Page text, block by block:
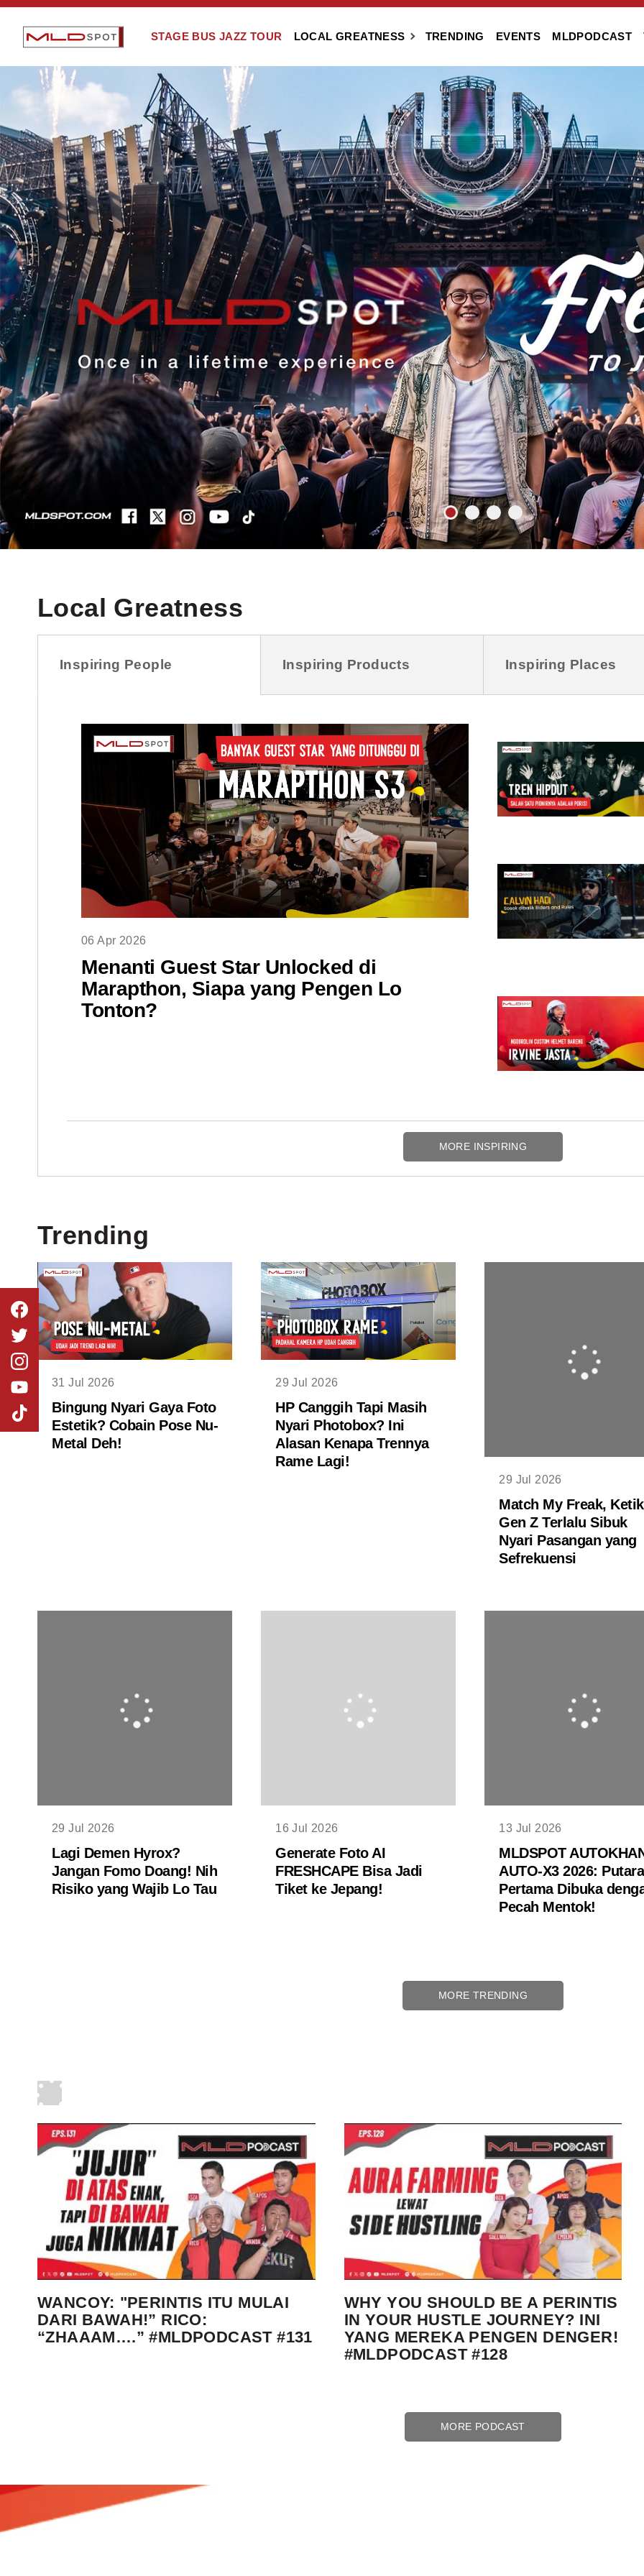
STAGE BUS JAZZ TOUR LOCAL GREATNESS TRENDING EVENTS MLDPODCAST
Local Greatness
Inspiring People Inspiring Products Inspiring Places
06 Apr 2026
Menanti Guest Star Unlocked di
Marapthon, Siapa yang Pengen Lo
Tonton?
MORE INSPIRING
Trending
31 Jul 2026
Bingung Nyari Gaya Foto
Estetik? Cobain Pose Nu-
Metal Deh!
29 Jul 2026
HP Canggih Tapi Masih
Nyari Photobox? Ini
Alasan Kenapa Trennya
Rame Lagi!
Sefrekuensi
Risiko yang Wajib Lo Tau
Tiket ke Jepang!
Pertama Dibuka
Pecah Mentok!
WANCOY: ⁠"PERINTIS ITU MULAI
DARI BAWAH!” RICO:
“ZHAAAM….” #MLDPODCAST #131
IN YOUR HUSTLE JOURNEY? INI
YANG MEREKA PENGEN DENGER!
#MLDPODCAST #128
MORE PODCAST